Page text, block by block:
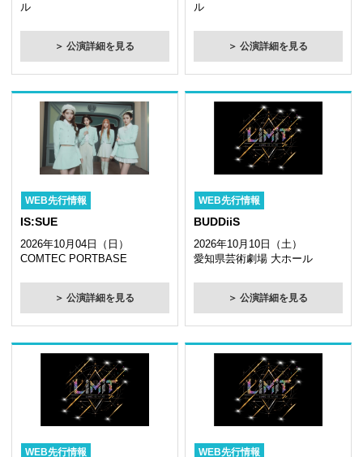
ル
＞ 公演詳細を見る
ル
＞ 公演詳細を見る
WEB先行情報
IS:SUE
2026年10月04日（日）
COMTEC PORTBASE
＞ 公演詳細を見る
WEB先行情報
BUDDiiS
2026年10月10日（土）
愛知県芸術劇場 大ホール
＞ 公演詳細を見る
WEB先行情報 WEB先行情報